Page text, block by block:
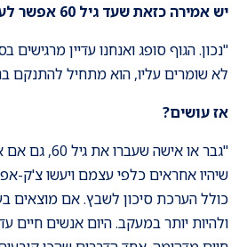
יש אמירה כזאת שעד גיל 60 אפשר לעשות לגוף מה שרוצים
לא שומרים עליו, הוא מתחיל להתנקם
אז עושים?
"גבר או אישה
שיהיו אחראים כלפי עצמם ויעשו צ'ק-
כולל הערכת סיכון לשבץ. אם מוצאים